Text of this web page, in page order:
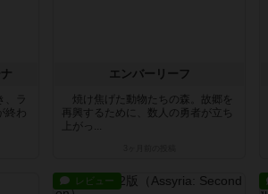
、ラ
終わ
エンバーリーフ
焼け焦げた動物たちの森。故郷を
再興するために、数人の勇者が立ち
上がっ...
レビュー